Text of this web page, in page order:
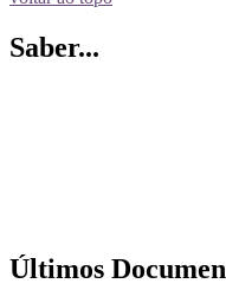
Saber...
Últimos